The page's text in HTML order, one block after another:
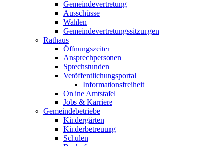
Gemeindevertretung
Ausschüsse
Wahlen
Gemeindevertretungssitzungen
Rathaus
Öffnungszeiten
Ansprechpersonen
Sprechstunden
Veröffentlichungsportal
Informationsfreiheit
Online Amtstafel
Jobs & Karriere
Gemeindebetriebe
Kindergärten
Kinderbetreuung
Schulen